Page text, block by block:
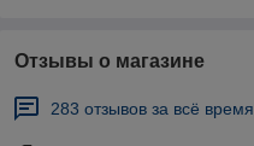
Отзывы о магазине
283 отзывов за всё время